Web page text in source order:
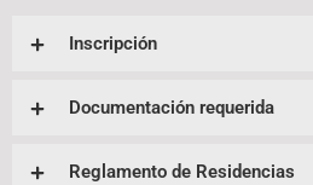
Inscripción
Documentación requerida
Reglamento de Residencias